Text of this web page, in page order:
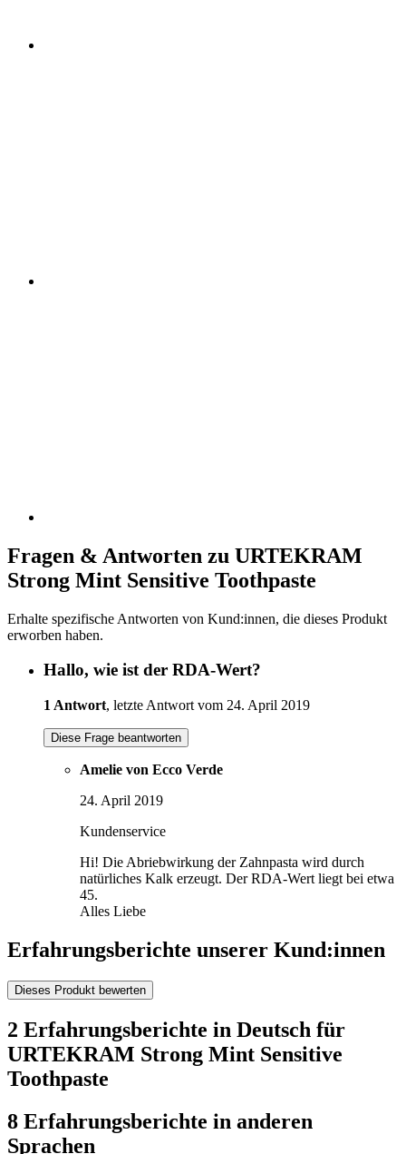
Fragen & Antworten zu URTEKRAM
Strong Mint Sensitive Toothpaste
Erhalte spezifische Antworten von Kund:innen, die dieses Produkt
erworben haben.
Hallo, wie ist der RDA-Wert?
1 Antwort, letzte Antwort vom 24. April 2019
Diese Frage beantworten
Amelie von Ecco Verde
24. April 2019
Kundenservice
Hi! Die Abriebwirkung der Zahnpasta wird durch
natürliches Kalk erzeugt. Der RDA-Wert liegt bei etwa
45.
Alles Liebe
Erfahrungsberichte unserer Kund:innen
Dieses Produkt bewerten
2 Erfahrungsberichte in Deutsch für
URTEKRAM Strong Mint Sensitive
Toothpaste
8 Erfahrungsberichte in anderen
Sprachen